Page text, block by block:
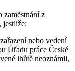
zaměstnání z
jestliže:
nebo vedení
Úřadu práce České
lhůtě neoznámil,